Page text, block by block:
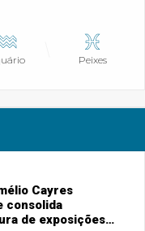
Peixes
Cayres
consolida
de exposições